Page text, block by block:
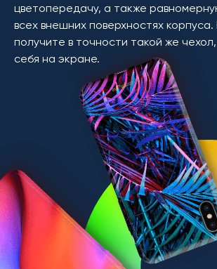
цветопередачу, а также
всех внешних поверхностях корпуса.
получите в точности такой же
себя на экране.